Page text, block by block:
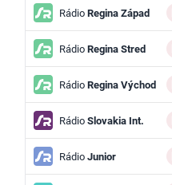
RádioRegina Západ
RádioRegina Stred
RádioRegina Východ
RádioSlovakia Int.
RádioJunior